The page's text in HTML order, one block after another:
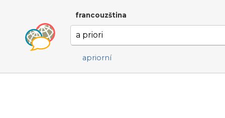
francouzština
apriorní